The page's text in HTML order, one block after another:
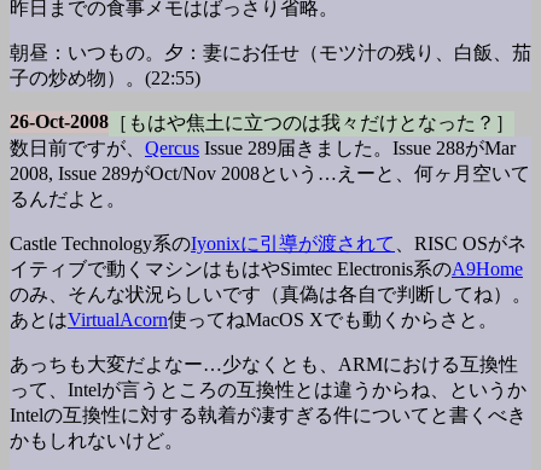
昨日までの食事メモはばっさり省略。
朝昼：いつもの。夕：妻にお任せ（モツ汁の残り、白飯、茄
子の炒め物）。(22:55)
26-Oct-2008 ［もはや焦土に立つのは我々だけとなった？］
数日前ですが、 Qercus Issue 289届きました。Issue 288がMar
2008, Issue 289がOct/Nov 2008という…えーと、何ヶ月空いて
るんだよと。
Castle Technology系のIyonixに引導が渡されて
、RISC OSがネ
イティブで動くマシンはもはやSimtec Electronis系のA9Home
のみ、そんな状況らしいです（真偽は各自で判断してね）。
あとはVirtualAcorn使ってねMacOS Xでも動くからさと。
あっちも大変だよなー…少なくとも、ARMにおける互換性
って、Intelが言うところの互換性とは違うからね、というか
Intelの互換性に対する執着が凄すぎる件についてと書くべき
かもしれないけど。